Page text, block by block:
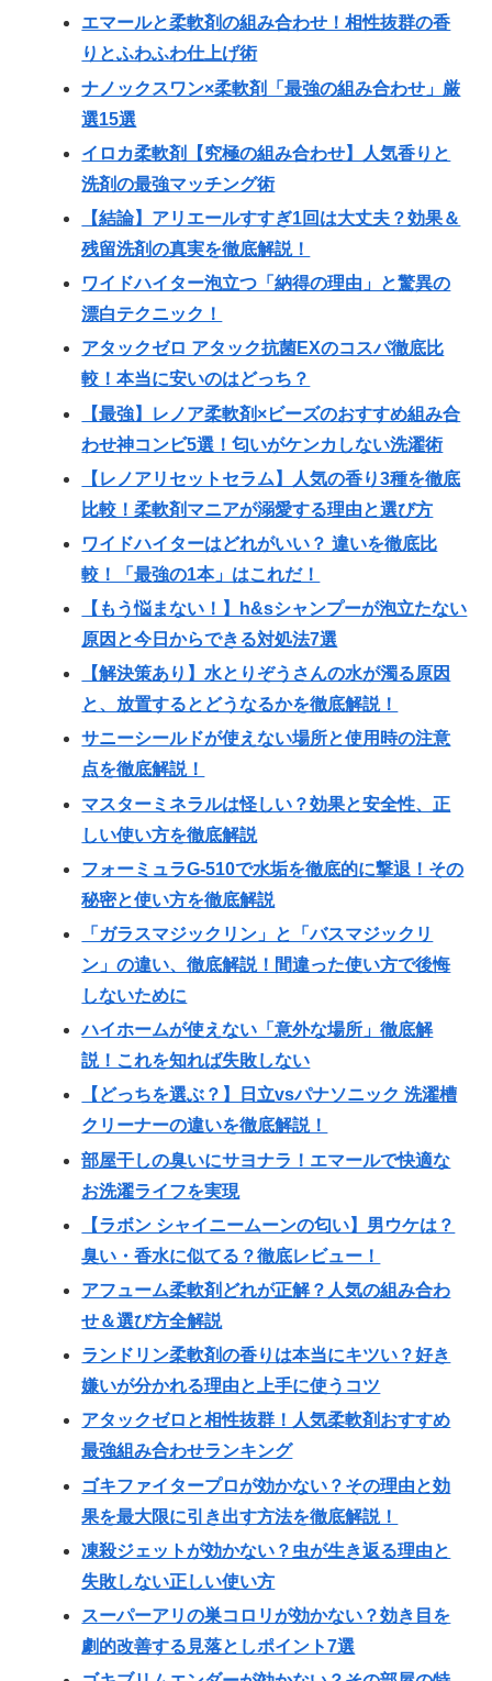
エマールと柔軟剤の組み合わせ！相性抜群の香
りとふわふわ仕上げ術
ナノックスワン×柔軟剤「最強の組み合わせ」厳
選15選
イロカ柔軟剤【究極の組み合わせ】人気香りと
洗剤の最強マッチング術
【結論】アリエールすすぎ1回は大丈夫？効果＆
残留洗剤の真実を徹底解説！
ワイドハイター泡立つ「納得の理由」と驚異の
漂白テクニック！
アタックゼロ アタック抗菌EXのコスパ徹底比
較！本当に安いのはどっち？
【最強】レノア柔軟剤×ビーズのおすすめ組み合
わせ神コンビ5選！匂いがケンカしない洗濯術
【レノアリセットセラム】人気の香り3種を徹底
比較！柔軟剤マニアが溺愛する理由と選び方
ワイドハイターはどれがいい？ 違いを徹底比
較！「最強の1本」はこれだ！
【もう悩まない！】h&sシャンプーが泡立たない
原因と今日からできる対処法7選
【解決策あり】水とりぞうさんの水が濁る原因
と、放置するとどうなるかを徹底解説！
サニーシールドが使えない場所と使用時の注意
点を徹底解説！
マスターミネラルは怪しい？効果と安全性、正
しい使い方を徹底解説
フォーミュラG-510で水垢を徹底的に撃退！その
秘密と使い方を徹底解説
「ガラスマジックリン」と「バスマジックリ
ン」の違い、徹底解説！間違った使い方で後悔
しないために
ハイホームが使えない「意外な場所」徹底解
説！これを知れば失敗しない
【どっちを選ぶ？】日立vsパナソニック 洗濯槽
クリーナーの違いを徹底解説！
部屋干しの臭いにサヨナラ！エマールで快適な
お洗濯ライフを実現
【ラボン シャイニームーンの匂い】男ウケは？
臭い・香水に似てる？徹底レビュー！
アフューム柔軟剤どれが正解？人気の組み合わ
せ＆選び方全解説
ランドリン柔軟剤の香りは本当にキツい？好き
嫌いが分かれる理由と上手に使うコツ
アタックゼロと相性抜群！人気柔軟剤おすすめ
最強組み合わせランキング
ゴキファイタープロが効かない？その理由と効
果を最大限に引き出す方法を徹底解説！
凍殺ジェットが効かない？虫が生き返る理由と
失敗しない正しい使い方
スーパーアリの巣コロリが効かない？効き目を
劇的改善する見落としポイント7選